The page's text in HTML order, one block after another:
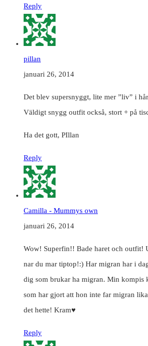
Reply
pillan
januari 26, 2014
Det blev supersnyggt, lite mer ”liv” i
Väldigt snygg outfit också, stort + på
Ha det gott, PIllan
Reply
Camilla - Mummys own
januari 26, 2014
Wow! Superfin!! Bade haret och outfit!
nar du mar tiptop!:) Har migran har i
dig som brukar ha migran. Min kompis
som har gjort att hon inte far migran
det hette! Kram♥
Reply